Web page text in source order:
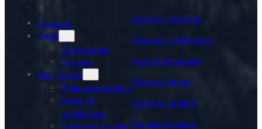
Главная
Инфо
О компании
Отзывы
Мы строим
Дома из кирпича
Дома из
газобетона
Каркасные дома
Дома из кирпича
Дома из газобетона
Дома каркасные
Дома из бруса
Дома из бревна
Дачные домики